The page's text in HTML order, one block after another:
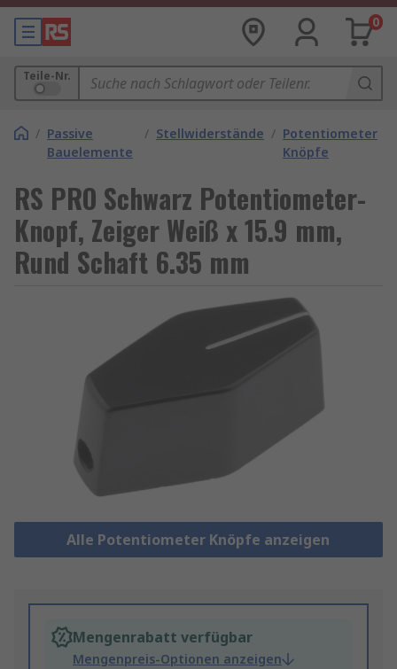
0
Teile-Nr.
/ Passive
Bauelemente
/ Stellwiderstände / Potentiometer
Knöpfe
RS PRO Schwarz Potentiometer-
Knopf, Zeiger Weiß x 15.9 mm,
Rund Schaft 6.35 mm
Alle Potentiometer Knöpfe anzeigen
Mengenrabatt verfügbar
Mengenpreis-Optionen anzeigen